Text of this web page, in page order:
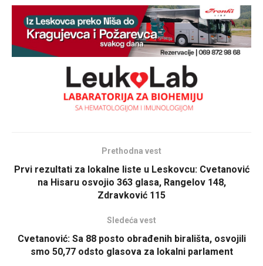
Prethodna vest
Prvi rezultati za lokalne liste u Leskovcu: Cvetanović
na Hisaru osvojio 363 glasa, Rangelov 148,
Zdravković 115
Sledeća vest
Cvetanović: Sa 88 posto obrađenih birališta, osvojili
smo 50,77 odsto glasova za lokalni parlament